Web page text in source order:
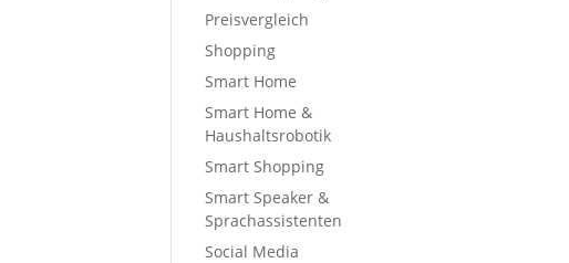
Preisvergleich
Shopping
Smart Home
Smart Home &
Haushaltsrobotik
Smart Shopping
Smart Speaker &
Sprachassistenten
Social Media